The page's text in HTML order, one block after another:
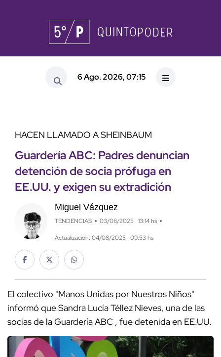
6 Ago. 2026, 07:15
HACEN LLAMADO A SHEINBAUM
Guardería ABC: Padres denuncian
detención de socia prófuga en
EE.UU. y exigen su extradición
Miguel Vázquez
TENDENCIAS 03/08/2025 · 13:14 hs
Actualización: 04/08/2025 · 09:53 hs
El colectivo "Manos Unidas por Nuestros Niños"
informó que Sandra Lucía Téllez Nieves, una de las
socias de la Guardería ABC , fue detenida en EE.UU.